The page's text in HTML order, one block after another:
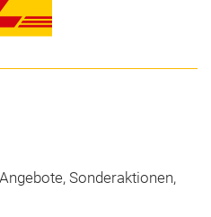
Sonderaktionen,